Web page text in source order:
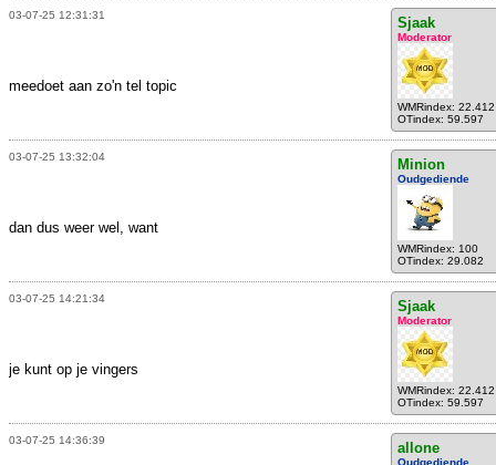
03-07-25 12:31:31 Sjaak
Moderator
WMRindex: 22.412
OTindex: 59.597
meedoet aan zo'n tel topic
03-07-25 13:32:04 Minion
Oudgediende
WMRindex: 100
OTindex: 29.082
dan dus weer wel, want
03-07-25 14:21:34 Sjaak
Moderator
WMRindex: 22.412
OTindex: 59.597
je kunt op je vingers
03-07-25 14:36:39 allone
Oudgediende